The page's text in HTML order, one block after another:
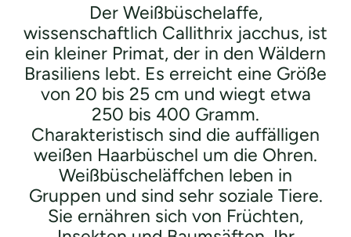
Der Weißbüschelaffe,
wissenschaftlich Callithrix jacchus, ist
ein kleiner Primat, der in den Wäldern
Brasiliens lebt. Es erreicht eine Größe
von 20 bis 25 cm und wiegt etwa
250 bis 400 Gramm.
Charakteristisch sind die auffälligen
weißen Haarbüschel um die Ohren.
Weißbüscheläffchen leben in
Gruppen und sind sehr soziale Tiere.
Sie ernähren sich von Früchten,